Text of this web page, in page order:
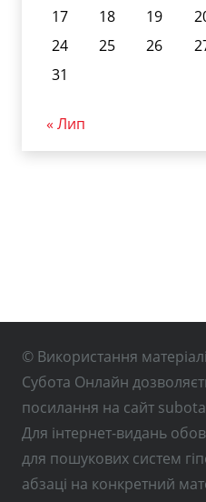
17
18 19
24
25 26
31
« Лип
© Використання
Субота Онлайн
посилання на сайт
Для інтернет-видань
для пошукових систем
абзаці на конкретний